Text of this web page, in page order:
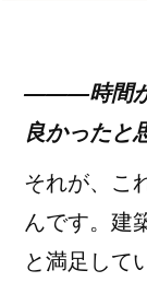
―――時間が
良かったと
それが、こ
んです。建
と満足して